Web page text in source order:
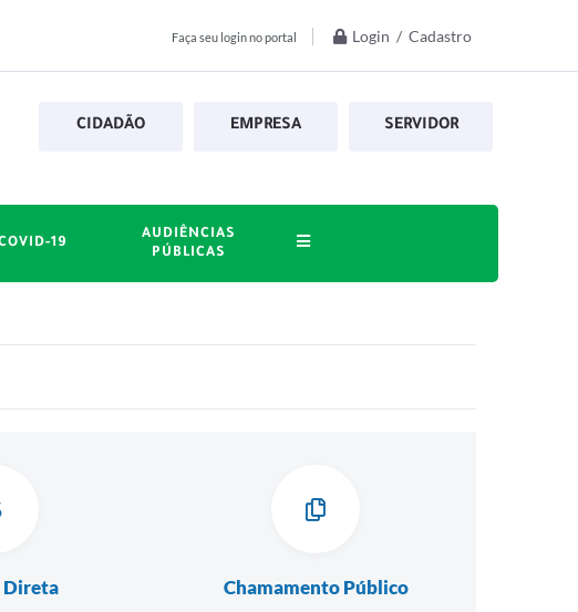
Faça seu login no portal Login / Cadastro
CIDADÃO EMPRESA SERVIDOR
19
AUDIÊNCIAS
PÚBLICAS
Direta Chamamento Público